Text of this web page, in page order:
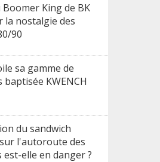
Boomer King de BK
la nostalgie des
90
sa gamme de
baptisée KWENCH
du sandwich
l'autoroute des
est-elle en danger ?